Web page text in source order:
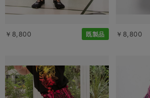
￥8,800 既製品 ￥8,800